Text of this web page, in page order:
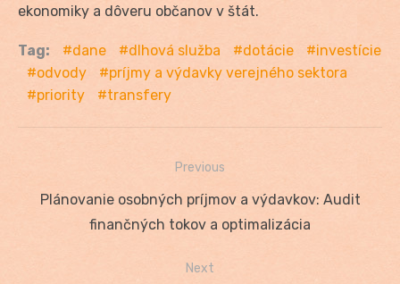
ekonomiky a dôveru občanov v štát.
Tag: dane dlhová služba dotácie
investície
odvody
príjmy a výdavky verejného sektora
priority
transfery
Navigácia
Previous
Previous
Plánovanie osobných príjmov a výdavkov: Audit
finančných tokov a optimalizácia
Next